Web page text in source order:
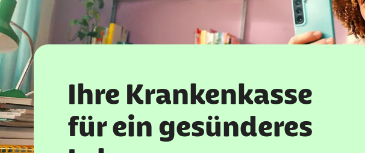
Ihre Krankenkasse
für ein gesünderes